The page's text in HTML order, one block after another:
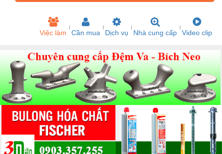
Việc làm Cần mua Dịch vụ Nhà cung cấp Video clip